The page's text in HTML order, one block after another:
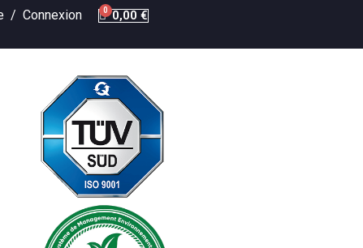
/ Connexion 0,00 €